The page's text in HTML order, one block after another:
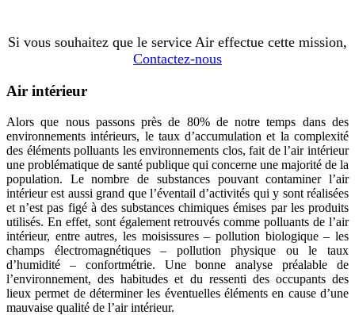
Si vous souhaitez que le service Air effectue cette mission,
Contactez-nous
Air intérieur
Alors que nous passons près de 80% de notre temps dans des
environnements intérieurs, le taux d’accumulation et la complexité
des éléments polluants les environnements clos, fait de l’air intérieur
une problématique de santé publique qui concerne une majorité de la
population. Le nombre de substances pouvant contaminer l’air
intérieur est aussi grand que l’éventail d’activités qui y sont réalisées
et n’est pas figé à des substances chimiques émises par les produits
utilisés. En effet, sont également retrouvés comme polluants de l’air
intérieur, entre autres, les moisissures – pollution biologique – les
champs électromagnétiques – pollution physique ou le taux
d’humidité – confortmétrie. Une bonne analyse préalable de
l’environnement, des habitudes et du ressenti des occupants des
lieux permet de déterminer les éventuelles éléments en cause d’une
mauvaise qualité de l’air intérieur.